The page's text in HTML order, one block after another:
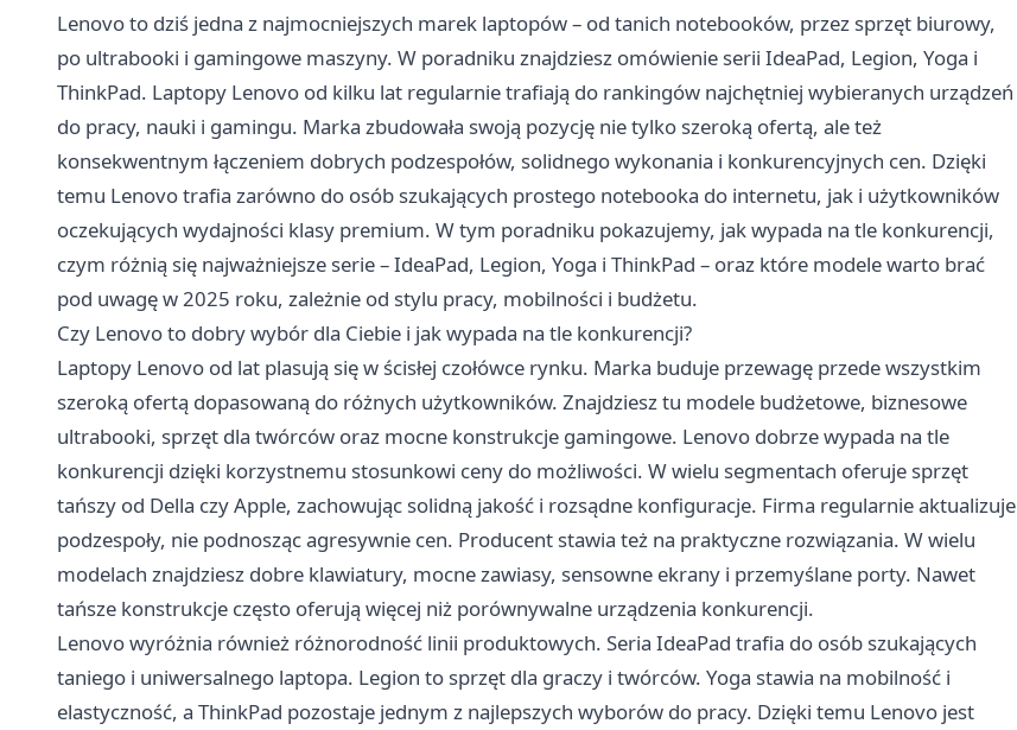
Lenovo to dziś jedna z najmocniejszych marek laptopów – od tanich notebooków, przez sprzęt biurowy,
po ultrabooki i gamingowe maszyny. W poradniku znajdziesz omówienie serii IdeaPad, Legion, Yoga i
ThinkPad. Laptopy Lenovo od kilku lat regularnie trafiają do rankingów najchętniej wybieranych urządzeń
do pracy, nauki i gamingu. Marka zbudowała swoją pozycję nie tylko szeroką ofertą, ale też
konsekwentnym łączeniem dobrych podzespołów, solidnego wykonania i konkurencyjnych cen. Dzięki
temu Lenovo trafia zarówno do osób szukających prostego notebooka do internetu, jak i użytkowników
oczekujących wydajności klasy premium. W tym poradniku pokazujemy, jak wypada na tle konkurencji,
czym różnią się najważniejsze serie – IdeaPad, Legion, Yoga i ThinkPad – oraz które modele warto brać
pod uwagę w 2025 roku, zależnie od stylu pracy, mobilności i budżetu.
Czy Lenovo to dobry wybór dla Ciebie i jak wypada na tle konkurencji?
Laptopy Lenovo od lat plasują się w ścisłej czołówce rynku. Marka buduje przewagę przede wszystkim
szeroką ofertą dopasowaną do różnych użytkowników. Znajdziesz tu modele budżetowe, biznesowe
ultrabooki, sprzęt dla twórców oraz mocne konstrukcje gamingowe. Lenovo dobrze wypada na tle
konkurencji dzięki korzystnemu stosunkowi ceny do możliwości. W wielu segmentach oferuje sprzęt
tańszy od Della czy Apple, zachowując solidną jakość i rozsądne konfiguracje. Firma regularnie aktualizuje
podzespoły, nie podnosząc agresywnie cen. Producent stawia też na praktyczne rozwiązania. W wielu
modelach znajdziesz dobre klawiatury, mocne zawiasy, sensowne ekrany i przemyślane porty. Nawet
tańsze konstrukcje często oferują więcej niż porównywalne urządzenia konkurencji.
Lenovo wyróżnia również różnorodność linii produktowych. Seria IdeaPad trafia do osób szukających
taniego i uniwersalnego laptopa. Legion to sprzęt dla graczy i twórców. Yoga stawia na mobilność i
elastyczność, a ThinkPad pozostaje jednym z najlepszych wyborów do pracy. Dzięki temu Lenovo jest